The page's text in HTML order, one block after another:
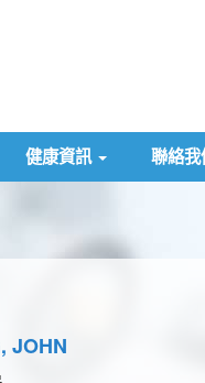
健康資訊 聯絡我
JOHN